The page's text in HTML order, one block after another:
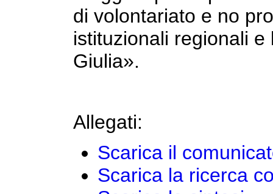
di volontariato e no
istituzionali regionali
Giulia».
Allegati:
Scarica il
Scarica la ricerca